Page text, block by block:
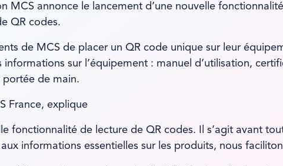
MCS annonce le lancement d’une nouvelle
QR codes.
de MCS de placer un QR code unique sur leur
sur l’équipement : manuel d’utilisation,
portée de main.
France, explique
fonctionnalité de lecture de QR codes. Il s’agit avant
informations essentielles sur les produits, nous